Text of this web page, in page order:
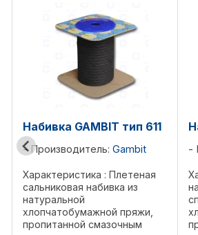
Набивка GAMBIT тип 611
Производитель: Gambit
Характеристика : Плетеная
сальниковая набивка из
натуральной
хлопчатобумажной пряжи,
пропитанной смазочным